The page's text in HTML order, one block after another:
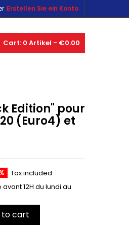
Erstellen Sie ein Konto
Cart: 0 Artikel - €0.00
Edition" pour
(Euro4) et
Tax included
12H du lundi au
to cart